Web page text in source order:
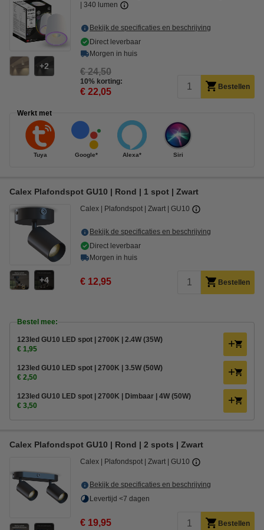
2
340 lumen
Bekijk de specificaties en beschrijving
Direct leverbaar
Morgen in huis
€ 24,50
10% korting:
€ 22,05 Bestellen
Werkt met
Tuya Google* Alexa* Siri
Calex Plafondspot GU10 | Rond | 1 spot | Zwart
4
Calex Plafondspot Zwart GU10
Bekijk de specificaties en beschrijving
Direct leverbaar
Morgen in huis
€ 12,95 Bestellen
Bestel mee:
123led GU10 LED spot | 2700K | 2.4W (35W)
€ 1,95
123led GU10 LED spot | 2700K | 3.5W (50W)
€ 2,50
123led GU10 LED spot | 2700K | Dimbaar | 4W (50W)
€ 3,50
Calex Plafondspot GU10 | Rond | 2 spots | Zwart
Calex Plafondspot Zwart GU10
Bekijk de specificaties en beschrijving
Levertijd <7 dagen
€ 19,95 Bestellen